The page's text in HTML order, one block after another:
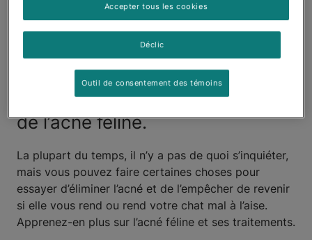
de l’acné. Si vous avez remarqué
que votre chat a des boutons
sur le menton ou sur d’autres
zones de la peau, il a peut-être
de l’acné féline.
La plupart du temps, il n’y a pas de quoi s’inquiéter,
mais vous pouvez faire certaines choses pour
essayer d’éliminer l’acné et de l’empêcher de revenir
si elle vous rend ou rend votre chat mal à l’aise.
Apprenez-en plus sur l’acné féline et ses traitements.
Déclic
Accepter tous les cookies
Outil de consentement des témoins